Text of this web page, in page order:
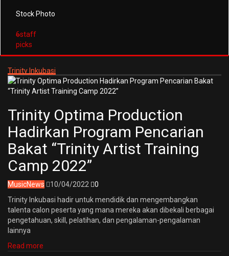
Stock Photo
6staff
picks
Trinity Inkubasi
Trinity Optima Production
Hadirkan Program Pencarian
Bakat “Trinity Artist Training
Camp 2022”
MusicNews 10/04/2022
0
Trinity Inkubasi hadir untuk mendidik dan mengembangkan
talenta calon peserta yang mana mereka akan dibekali berbagai
pengetahuan, skill, pelatihan, dan pengalaman-pengalaman
lainnya
Read more